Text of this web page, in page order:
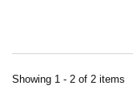
Showing 1 - 2 of 2 items